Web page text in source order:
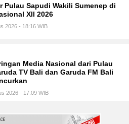
Pulau Sapudi Wakili Sumenep di
XII 2026
2026 - 18:16 WIB
Media Nasional dari Pulau
TV Bali dan Garuda FM Bali
2026 - 17:09 WIB